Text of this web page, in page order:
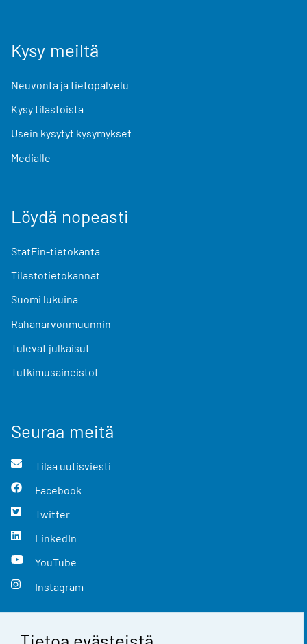
Kysy meiltä
Neuvonta ja tietopalvelu
Kysy tilastoista
Usein kysytyt kysymykset
Medialle
Löydä nopeasti
StatFin-tietokanta
Tilastotietokannat
Suomi lukuina
Rahanarvonmuunnin
Tulevat julkaisut
Tutkimusaineistot
Seuraa meitä
Tilaa uutisviesti
Facebook
Twitter
LinkedIn
YouTube
Instagram